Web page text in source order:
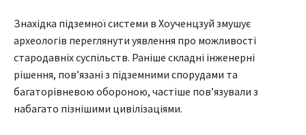
Знахідка підземної системи в Хоученцзуй змушує
археологів переглянути уявлення про можливості
стародавніх суспільств. Раніше складні інженерні
рішення, пов’язані з підземними спорудами та
багаторівневою обороною, частіше пов’язували з
набагато пізнішими цивілізаціями.